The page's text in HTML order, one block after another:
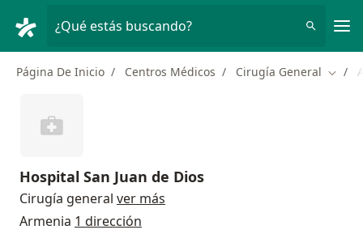
¿Qué estás buscando?
Página De Inicio Centros Médicos Cirugía General
Hospital San Juan de Dios
Cirugía general ver más
Armenia 1 dirección